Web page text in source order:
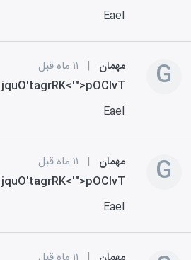
EaeI
G مهمان | ۱۱ ماه قبل
jquO'tagrRK<'">pOClvT
EaeI
G مهمان | ۱۱ ماه قبل
jquO'tagrRK<'">pOClvT
EaeI